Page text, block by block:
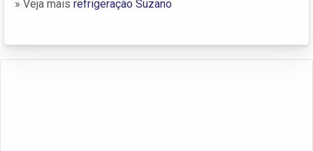
» Veja mais refrigeração Suzano